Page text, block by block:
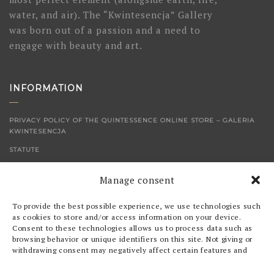
Manage consent
To provide the best possible experience, we use technologies such
as cookies to store and/or access information on your device.
Consent to these technologies allows us to process data such as
browsing behavior or unique identifiers on this site. Not giving or
withdrawing consent may negatively affect certain features and
water, and air). The “Kwintesencja” Gallery
was born out of a passion and a need to
engage with beauty and art.
INFORMATION
PRIVACY POLICY OF THE QUINTESSENCE ONLINE STORE – GALERIA
KWINTESENCJA
STATUTE
SHOP